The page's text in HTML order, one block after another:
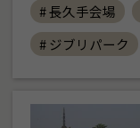
# 長久手会場
# ジブリパーク